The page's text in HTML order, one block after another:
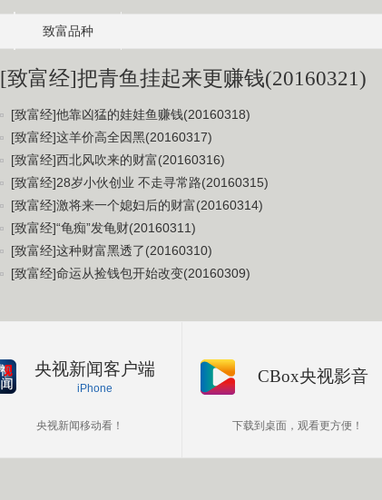
致富品种
[致富经]把青鱼挂起来更赚钱(20160321)
[致富经]他靠凶猛的娃娃鱼赚钱(20160318)
[致富经]这羊价高全因黑(20160317)
[致富经]西北风吹来的财富(20160316)
[致富经]28岁小伙创业 不走寻常路(20160315)
[致富经]激将来一个媳妇后的财富(20160314)
[致富经]“龟痴”发龟财(20160311)
[致富经]这种财富黑透了(20160310)
[致富经]命运从捡钱包开始改变(20160309)
央视新闻客户端
iPhone
央视新闻移动看！
CBox央视影音
下载到桌面，观看更方便！